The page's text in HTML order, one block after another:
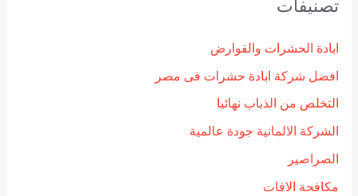
تصنيفات
ابادة الحشرات والقوارض
افضل شركة ابادة حشرات فى مصر
التخلص من الذباب نهائيا
الشركة الالمانية جودة عالمية
الصراصير
مكافحة الافات